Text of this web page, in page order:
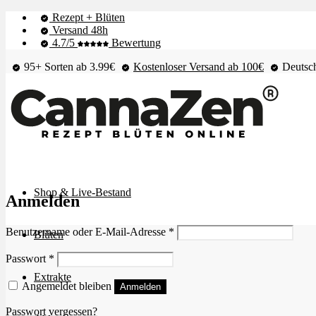
Rezept + Blüten
Versand 48h
4.7/5
Bewertung
95+ Sorten ab 3.99€
Kostenloser Versand ab 100€
Shop & Live-Bestand
Blüten
Extrakte
Anmelden
Benutzername oder E-Mail-Adresse * Erforderlich
Passwort * Erforderlich
Angemeldet bleiben Anmelden
Passwort vergessen?